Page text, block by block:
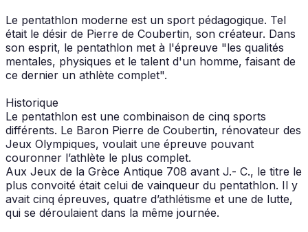
Le pentathlon moderne est un sport pédagogique. Tel
était le désir de Pierre de Coubertin, son créateur. Dans
son esprit, le pentathlon met à l'épreuve "les qualités
mentales, physiques et le talent d'un homme, faisant de
ce dernier un athlète complet".
Historique
Le pentathlon est une combinaison de cinq sports
différents. Le Baron Pierre de Coubertin, rénovateur des
Jeux Olympiques, voulait une épreuve pouvant
couronner l’athlète le plus complet.
Aux Jeux de la Grèce Antique 708 avant J.- C., le titre le
plus convoité était celui de vainqueur du pentathlon. Il y
avait cinq épreuves, quatre d’athlétisme et une de lutte,
qui se déroulaient dans la même journée.